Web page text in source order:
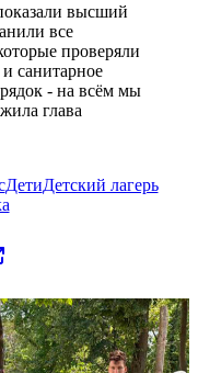
высший
все
проверяли
и санитарное
- на всём мы
глава
ДетиДетский лагерь